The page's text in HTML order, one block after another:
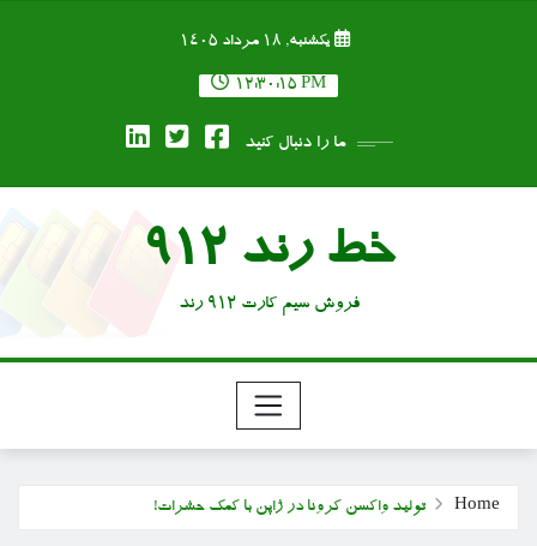
یکشنبه, ۱۸ مرداد ۱۴۰۵
12:30:16 PM
ما را دنبال کنید
خط رند 912
فروش سیم کارت 912 رند
Home تولید واکسن کرونا در ژاپن با کمک حشرات!